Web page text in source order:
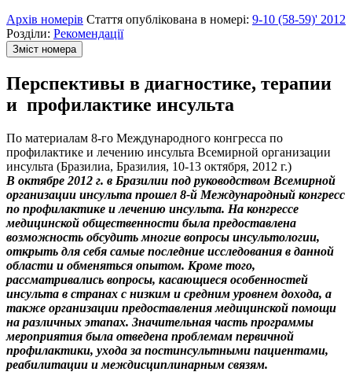
Архів номерів Стаття опублікована в номері: 9-10 (58-59)' 2012
Розділи: Рекомендації
Зміст номера
Перспективы в диагностике, терапии
и профилактике инсульта
По материалам 8-го Международного конгресса по
профилактике и лечению инсульта Всемирной организации
инсульта (Бразилиа, Бразилия, 10-13 октября, 2012 г.)
В октябре 2012 г. в Бразилии под руководством Всемирной
организации инсульта про­шел 8-й Международный конгресс
по профилактике и лечению инсульта. На конгрессе
медицинской общественности была предоставлена
возможность обсудить многие вопросы инсультологии,
открыть для себя самые последние исследования в данной
области и обменяться опытом. Кроме того,
рассматривались вопросы, касающиеся особенностей
инсульта в странах с низким и средним уровнем дохода, а
также организации предоставления медицинской помощи
на различных этапах. Значительная часть программы
мероприятия была отведена проблемам первичной
профилактики, ухода за постинсультными пациентами,
реабилитации и междисциплинарным связям.